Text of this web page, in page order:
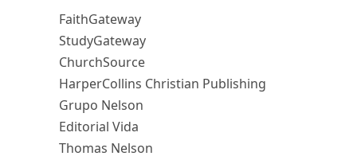
FaithGateway
StudyGateway
ChurchSource
HarperCollins Christian Publishing
Grupo Nelson
Editorial Vida
Thomas Nelson